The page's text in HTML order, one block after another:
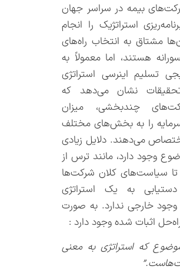
بیمه در سراسر جهان
استراتژیک را انجام
مشتاق به انتخاب راه‌های
هستند، اما معمولاً به
تسلیم اینرسی استراتژی
نشان می‌دهد که
چندبخشی، میزان
را به بخش‌های مختلف
می‌دهند. دلایل زیادی
وجود دارد، مانند ترس از
سیاست‌های کلان شرکت‌ها
به یک استراتژی
خارجی ندارد. به صورت
اثبات شده وجود دارد :
که استراتژی به معنی